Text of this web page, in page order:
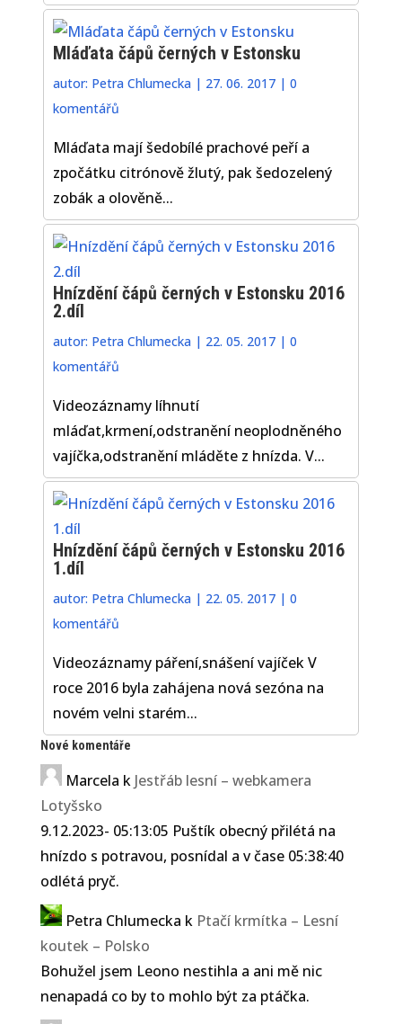
Mláďata čápů černých v Estonsku
autor: Petra Chlumecka | 27. 06. 2017 |0
komentářů
Mláďata mají šedobílé prachové peří a
zpočátku citrónově žlutý, pak šedozelený
zobák a olověně...
Hnízdění čápů černých v Estonsku 2016
2.díl
autor: Petra Chlumecka | 22. 05. 2017 |0
komentářů
Videozáznamy líhnutí
mláďat,krmení,odstranění neoplodněného
vajíčka,odstranění mláděte z hnízda. V...
Hnízdění čápů černých v Estonsku 2016
1.díl
autor: Petra Chlumecka | 22. 05. 2017 |0
komentářů
Videozáznamy páření,snášení vajíček V
roce 2016 byla zahájena nová sezóna na
novém velni starém...
Nové komentáře
Marcela k Jestřáb lesní – webkamera
Lotyšsko
9.12.2023- 05:13:05 Puštík obecný přilétá na
hnízdo s potravou, posnídal a v čase 05:38:40
odlétá pryč.
Petra Chlumecka k Ptačí krmítka – Lesní
koutek – Polsko
Bohužel jsem Leono nestihla a ani mě nic
nenapadá co by to mohlo být za ptáčka.